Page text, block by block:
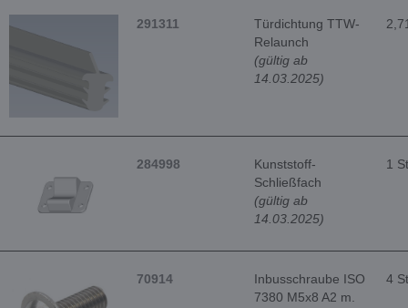
291311
Türdichtung TTW-
Relaunch
(gültig ab
14.03.2025)
284998
Kunststoff-
Schließfach
(gültig ab
14.03.2025)
1
70914
Inbusschraube ISO
7380 M5x8 A2 m.
4